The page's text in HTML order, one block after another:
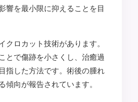
響を最小限に抑えることを目
クロカット技術があります。
とで傷跡を小さくし、治癒過
指した方法です。術後の腫れ
傾向が報告されています。